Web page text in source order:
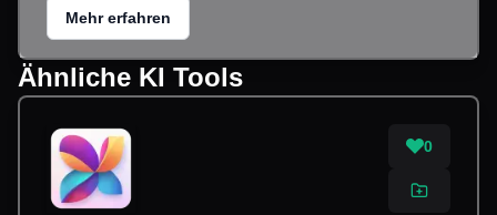
Mehr erfahren
Ähnliche KI Tools
0